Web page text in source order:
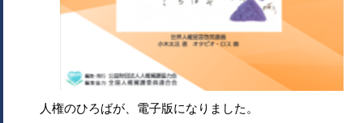
人権のひろばが、電子版になりました。